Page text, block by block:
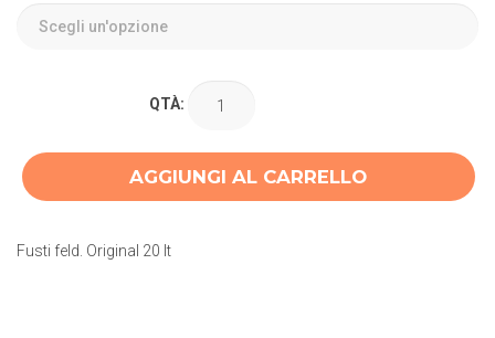
QTÀ:
AGGIUNGI AL CARRELLO
Fusti feld. Original 20 lt